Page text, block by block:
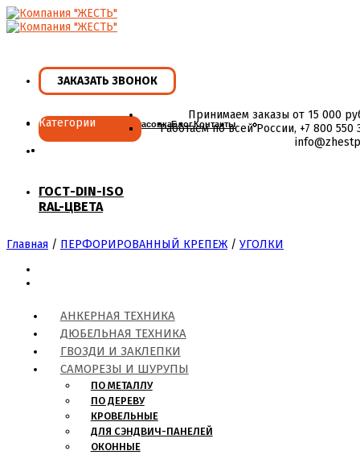
Skip
to
ЗАКАЗАТЬ ЗВОНОК
Главная Ассортимент ФасовкаБлогКонтакты
Категории
Принимаем заказы от 15 000
Работаем по всей России, +7 800 550
ГОСТ-DIN-ISO
RAL-ЦВЕТА
Главная / ПЕРФОРИРОВАННЫЙ КРЕПЕЖ / УГОЛКИ
АНКЕРНАЯ ТЕХНИКА
ДЮБЕЛЬНАЯ ТЕХНИКА
ГВОЗДИ И ЗАКЛЕПКИ
САМОРЕЗЫ И ШУРУПЫ
ПО МЕТАЛЛУ
ПО ДЕРЕВУ
КРОВЕЛЬНЫЕ
ДЛЯ СЭНДВИЧ-ПАНЕЛЕЙ
ОКОННЫЕ